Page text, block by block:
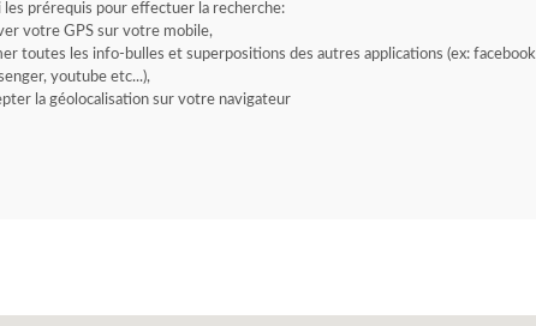
les prérequis pour effectuer la recherche:
votre GPS sur votre mobile,
toutes les info-bulles et superpositions des autres applications (ex: facebook
youtube etc...),
la géolocalisation sur votre navigateur